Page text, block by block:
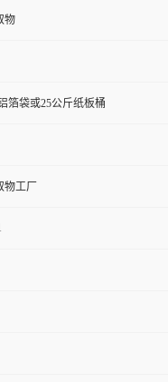
物
箔袋或25公斤纸板桶
工厂